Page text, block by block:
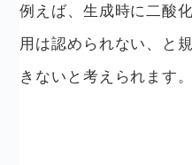
例えば、生成時に二酸
用は認められない、と
きないと考えられます。